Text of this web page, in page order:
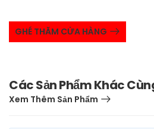
GHÉ THĂM CỬA HÀNG
Các Sản Phẩm Khác
Xem Thêm Sản Phẩm